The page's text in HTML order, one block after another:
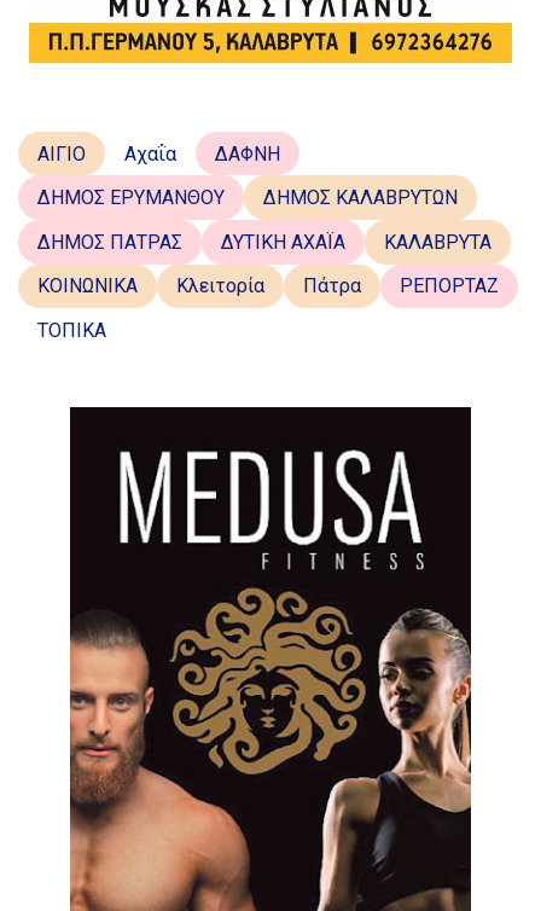
ΑΙΓΙΟ Αχαΐα
ΔΑΦΝΗ
ΔΗΜΟΣ ΕΡΥΜΑΝΘΟΥ
ΔΗΜΟΣ ΚΑΛΑΒΡΥΤΩΝ
ΔΗΜΟΣ ΠΑΤΡΑΣ
ΔΥΤΙΚΗ ΑΧΑΪΑ
ΚΑΛΑΒΡΥΤΑ
ΚΟΙΝΩΝΙΚΑ
Κλειτορία Πάτρα
ΡΕΠΟΡΤΑΖ
ΤΟΠΙΚΑ